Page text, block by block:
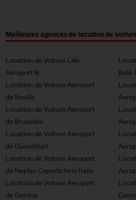
Meilleures agences de location de
Location de Voiture Lille
Aeroport lil
Bale
Location de Voiture Aeroport
de Seville
Location de Voiture Aeroport
de Bruxelles
Location de Voiture Aeroport
de Dusseldorf
Location de Voiture Aeroport
de Naples Capodichino Italie
Location de Voiture Aeroport
de Gerone